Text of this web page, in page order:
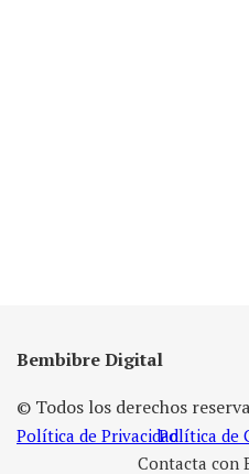
Bembibre Digital
© Todos los derechos
Política de PrivacidadPolítica de
Contacta con